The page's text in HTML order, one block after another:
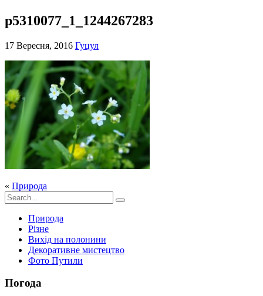
p5310077_1_1244267283
17 Вересня, 2016 Гуцул
« Природа
Природа
Різне
Вихід на полонини
Декоративне мистецтво
Фото Путили
Погода